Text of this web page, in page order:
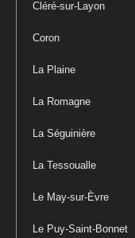
Cléré-sur-Layon
Coron
La Plaine
La Romagne
La Séguinière
La Tessoualle
Le May-sur-Èvre
Le Puy-Saint-Bonnet